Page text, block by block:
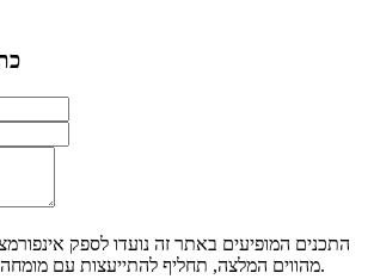
התכנים המופיעים באתר זה נועדו לספק
מהווים המלצה, תחליף להתייעצות עם מומחה או קבלת ייעוץ רפואי.